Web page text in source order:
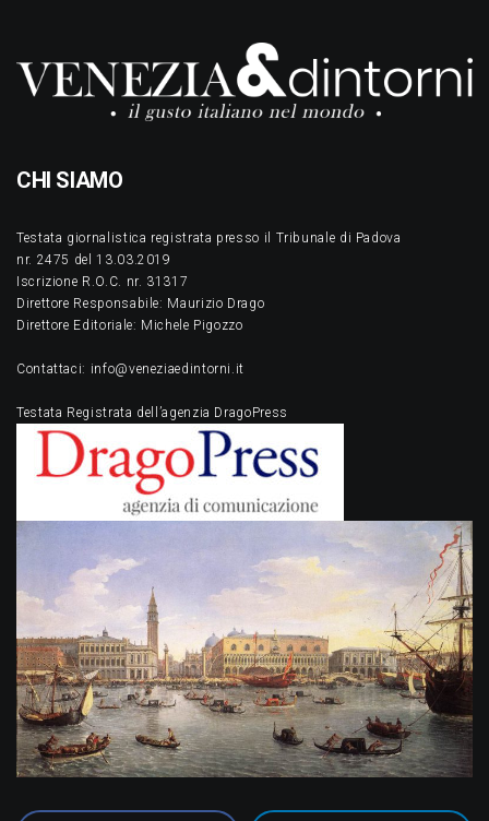
CHI SIAMO
Testata giornalistica registrata presso il Tribunale di Padova
nr. 2475 del 13.03.2019
Iscrizione R.O.C. nr. 31317
Direttore Responsabile: Maurizio Drago
Direttore Editoriale: Michele Pigozzo
Contattaci: info@veneziaedintorni.it
Testata Registrata dell’agenzia DragoPress